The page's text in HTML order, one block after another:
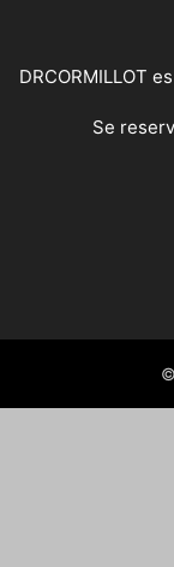
DRCORMILLOT
Se